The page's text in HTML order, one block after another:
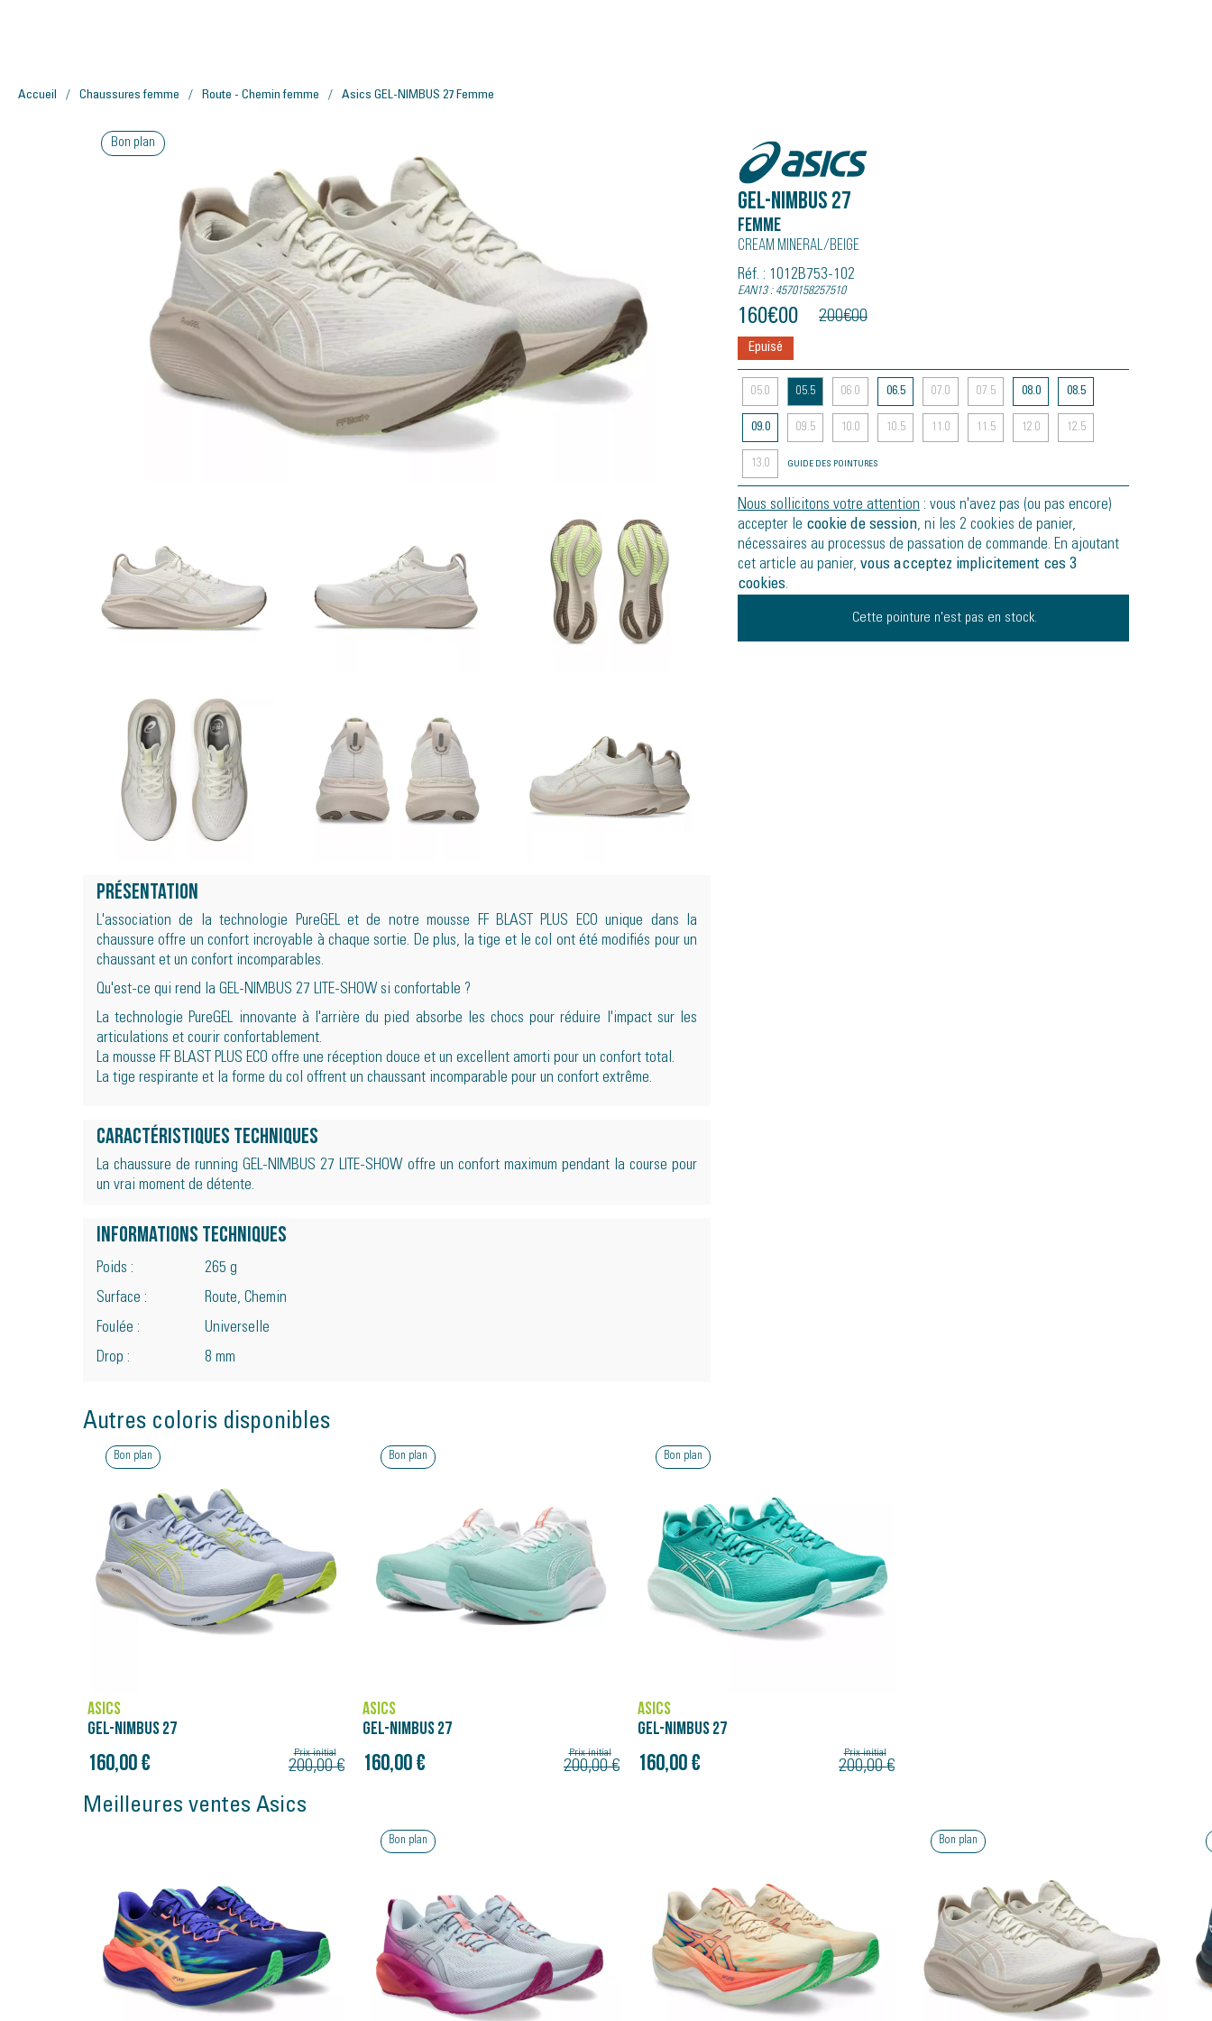
Accueil Chaussures femme Route - Chemin femme Asics GEL-NIMBUS 27 Femme
Asics
GEL-NIMBUS 27
Femme
Cream Mineral/beige
Réf. : 1012B753-102
EAN13 : 4570158257510
160€00 200€00
Epuisé
05.0 05.5 06.0 06.5 07.0 07.5 08.0 08.5
09.0 09.5 10.0 10.5 11.0 11.5 12.0 12.5
13.0 GUIDE DES POINTURES
Nous sollicitons votre attention : vous n'avez pas (ou pas encore)
accepter le cookie de session, ni les 2 cookies de panier,
nécessaires au processus de passation de commande. En ajoutant
cet article au panier, vous acceptez implicitement ces 3
cookies.
Cette pointure n'est pas en stock.
Bon plan
Présentation
L'association de la technologie PureGEL et de notre mousse FF BLAST PLUS ECO unique dans la
chaussure offre un confort incroyable à chaque sortie. De plus, la tige et le col ont été modifiés pour un
chaussant et un confort incomparables.
Qu'est-ce qui rend la GEL-NIMBUS 27 LITE-SHOW si confortable ?
La technologie PureGEL innovante à l'arrière du pied absorbe les chocs pour réduire l'impact sur les
articulations et courir confortablement.
La mousse FF BLAST PLUS ECO offre une réception douce et un excellent amorti pour un confort total.
La tige respirante et la forme du col offrent un chaussant incomparable pour un confort extrême.
Caractéristiques techniques
La chaussure de running GEL-NIMBUS 27 LITE-SHOW offre un confort maximum pendant la course pour
un vrai moment de détente.
Informations techniques
Poids :
265 g
Surface :
Route, Chemin
Foulée :
Universelle
Drop :
8 mm
Autres coloris disponibles
Bon plan
ASICS
GEL-NIMBUS 27
160,00 € Prix initial
200,00 €
Bon plan
ASICS
GEL-NIMBUS 27
160,00 € Prix initial
200,00 €
Bon plan
ASICS
GEL-NIMBUS 27
160,00 € Prix initial
200,00 €
Meilleures ventes Asics
Bon plan